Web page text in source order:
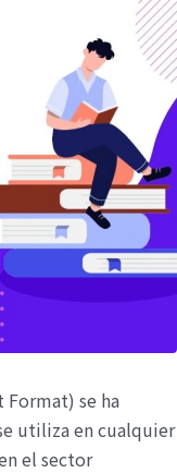
Format) se ha
utiliza en cualquier
el sector